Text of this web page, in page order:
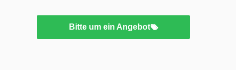
Bitte um ein Angebot